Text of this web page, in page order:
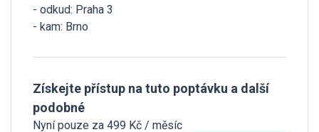
- odkud: Praha 3
- kam: Brno
Získejte přístup na tuto poptávku a další
podobné
Nyní pouze za 499 Kč / měsíc